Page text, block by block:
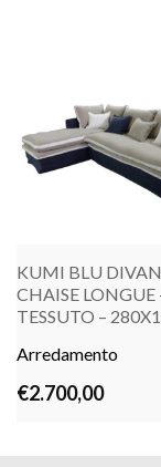
KUMI BLU
CHAISE LONGUE
TESSUTO –
Arredamento
€2.700,00